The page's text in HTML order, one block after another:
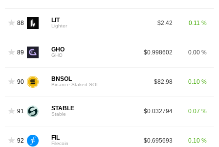
88 LIT
Lighter $2.42 0.11 %
89 GHO
GHO $0.998602 0.00 %
90 BNSOL
Binance Staked SOL $82.98 0.10 %
91 STABLE
Stable $0.032794 0.07 %
92 FIL
Filecoin $0.695693 0.10 %